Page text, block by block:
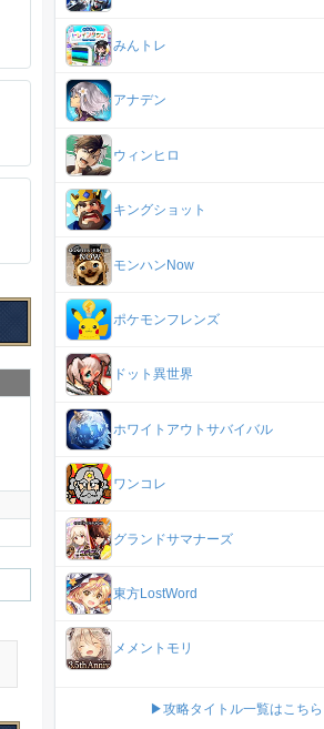
みんトレ
アナデン
ウィンヒロ
キングショット
モンハンNow
ポケモンフレンズ
ドット異世界
ホワイトアウトサバイバル
ワンコレ
グランドサマナーズ
東方LostWord
メメントモリ
▶攻略タイトル一覧はこちら